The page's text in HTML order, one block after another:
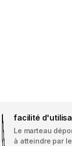
facilité
Le marteau
à atteindre par